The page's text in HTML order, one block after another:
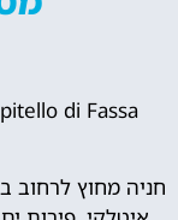
חניה מחוץ לרחוב